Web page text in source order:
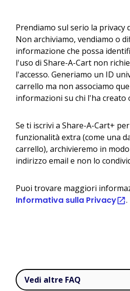
Prendiamo sul serio la privacy
Non archiviamo, vendiamo o
informazione che possa
l'uso di Share-A-Cart non
l'accesso. Generiamo un ID
carrello ma non associamo
informazioni su chi l'ha creato
Se ti iscrivi a Share-A-Cart+
funzionalità extra (come una
carrello), archivieremo in
indirizzo email e non lo
Puoi trovare maggiori
Informativa sulla Privacy .
Vedi altre FAQ